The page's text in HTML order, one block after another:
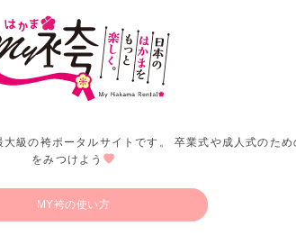
級の袴ポータルサイトです。 卒業式や成人式のた
をみつけよう
MY袴の使い方